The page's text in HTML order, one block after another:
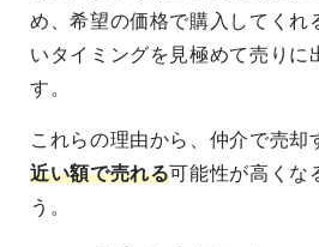
め、希望の価格で購入してくれ
いタイミングを見極めて売りに
す。
これらの理由から、仲介で売却
近い額で売れる可能性が高くな
う。